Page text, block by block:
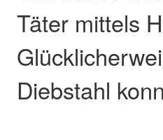
Täter mittels
Diebstahl